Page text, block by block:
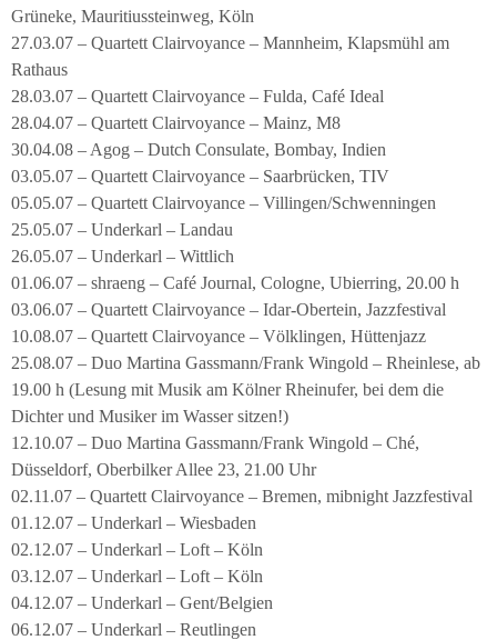
Grüneke, Mauritiussteinweg, Köln
27.03.07 – Quartett Clairvoyance – Mannheim, Klapsmühl am
Rathaus
28.03.07 – Quartett Clairvoyance – Fulda, Café Ideal
28.04.07 – Quartett Clairvoyance – Mainz, M8
30.04.08 – Agog – Dutch Consulate, Bombay, Indien
03.05.07 – Quartett Clairvoyance – Saarbrücken, TIV
05.05.07 – Quartett Clairvoyance – Villingen/Schwenningen
25.05.07 – Underkarl – Landau
26.05.07 – Underkarl – Wittlich
01.06.07 – shraeng – Café Journal, Cologne, Ubierring, 20.00 h
03.06.07 – Quartett Clairvoyance – Idar-Obertein, Jazzfestival
10.08.07 – Quartett Clairvoyance – Völklingen, Hüttenjazz
25.08.07 – Duo Martina Gassmann/Frank Wingold – Rheinlese, ab
19.00 h (Lesung mit Musik am Kölner Rheinufer, bei dem die
Dichter und Musiker im Wasser sitzen!)
12.10.07 – Duo Martina Gassmann/Frank Wingold – Ché,
Düsseldorf, Oberbilker Allee 23, 21.00 Uhr
02.11.07 – Quartett Clairvoyance – Bremen, mibnight Jazzfestival
01.12.07 – Underkarl – Wiesbaden
02.12.07 – Underkarl – Loft – Köln
03.12.07 – Underkarl – Loft – Köln
04.12.07 – Underkarl – Gent/Belgien
06.12.07 – Underkarl – Reutlingen